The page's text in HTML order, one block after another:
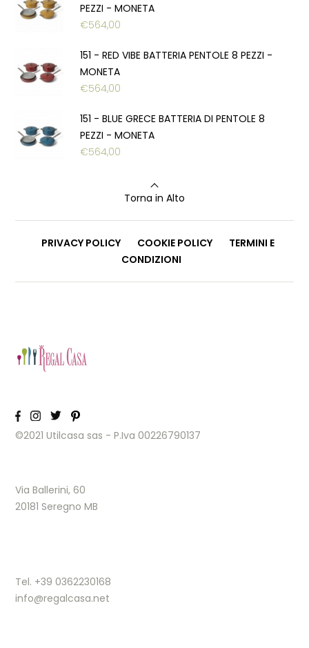
PEZZI - MONETA
€564,00
151 - RED VIBE BATTERIA PENTOLE 8 PEZZI -
MONETA
€564,00
151 - BLUE GRECE BATTERIA DI PENTOLE 8
PEZZI - MONETA
€564,00
Torna in Alto
PRIVACY POLICY COOKIE POLICY
TERMINI E
CONDIZIONI
©2021 Utilcasa sas - P.Iva 00226790137
Via Ballerini, 60
20181 Seregno MB
Tel. +39 0362230168
info@regalcasa.net